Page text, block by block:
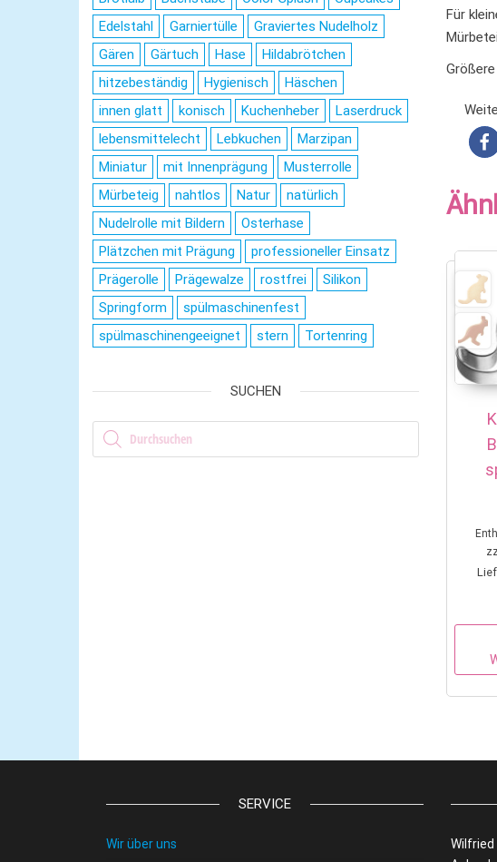
Für
Edelstahl
Garniertülle
Graviertes Nudelholz
Gären
Gärtuch Hase
Hildabrötchen
hitzebeständig
Hygienisch
Häschen
innen glatt
konisch Kuchenheber
Laserdruck
lebensmittelecht
Lebkuchen
Marzipan
Miniatur
mit Innenprägung
Musterrolle
Mürbeteig
nahtlos Natur
natürlich
Nudelrolle mit Bildern
Osterhase
Plätzchen mit Prägung
professioneller Einsatz
Prägerolle
Prägewalze rostfrei
Silikon
Springform
spülmaschinenfest
spülmaschinengeeignet
stern Tortenring
SUCHEN
Products search
SERVICE
Wir über uns
Wilfried